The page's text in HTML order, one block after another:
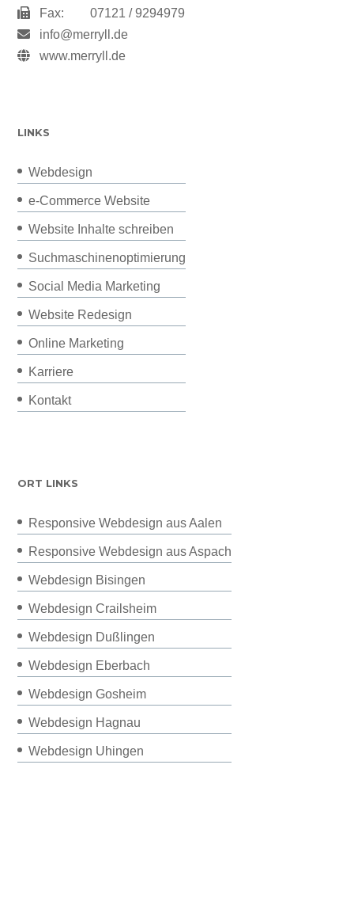
Fax:
07121 / 9294979
info@merryll.de
www.merryll.de
LINKS
Webdesign
e-Commerce Website
Website Inhalte schreiben
Suchmaschinenoptimierung
Social Media Marketing
Website Redesign
Online Marketing
Karriere
Kontakt
ORT LINKS
Responsive Webdesign aus Aalen
Responsive Webdesign aus Aspach
Webdesign Bisingen
Webdesign Crailsheim
Webdesign Dußlingen
Webdesign Eberbach
Webdesign Gosheim
Webdesign Hagnau
Webdesign Uhingen